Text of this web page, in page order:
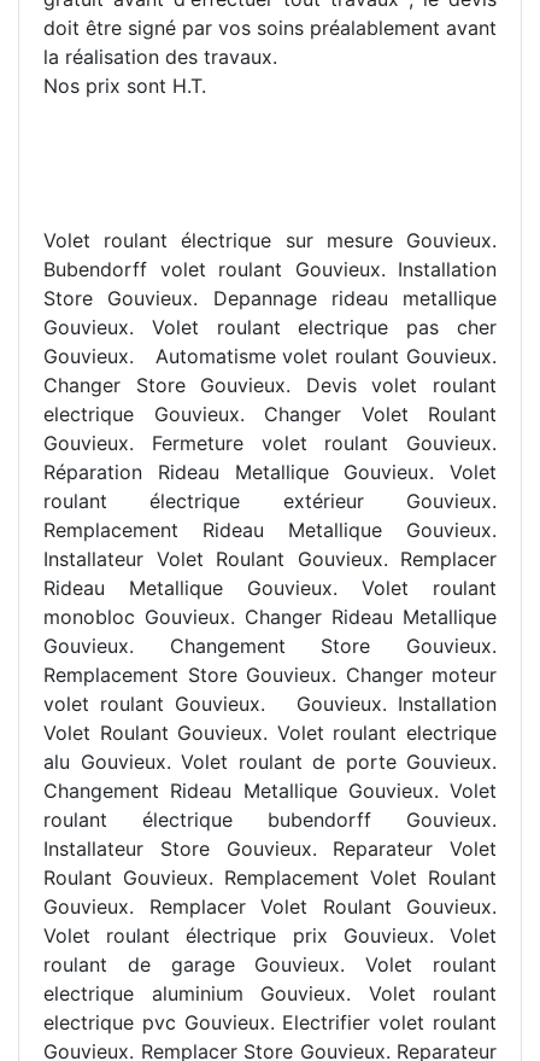
doit être signé par vos soins préalablement avant
la réalisation des travaux.
Nos prix sont H.T.
Volet roulant électrique sur mesure Gouvieux.
Bubendorff volet roulant Gouvieux. Installation
Store Gouvieux. Depannage rideau metallique
Gouvieux. Volet roulant electrique pas cher
Gouvieux. Automatisme volet roulant Gouvieux.
Changer Store Gouvieux. Devis volet roulant
electrique Gouvieux. Changer Volet Roulant
Gouvieux. Fermeture volet roulant Gouvieux.
Réparation Rideau Metallique Gouvieux. Volet
roulant électrique extérieur Gouvieux.
Remplacement Rideau Metallique Gouvieux.
Installateur Volet Roulant Gouvieux. Remplacer
Rideau Metallique Gouvieux. Volet roulant
monobloc Gouvieux. Changer Rideau Metallique
Gouvieux. Changement Store Gouvieux.
Remplacement Store Gouvieux. Changer moteur
volet roulant Gouvieux.
Gouvieux. Installation
Volet Roulant Gouvieux. Volet roulant electrique
alu Gouvieux. Volet roulant de porte Gouvieux.
Changement Rideau Metallique Gouvieux. Volet
roulant électrique bubendorff Gouvieux.
Installateur Store Gouvieux. Reparateur Volet
Roulant Gouvieux. Remplacement Volet Roulant
Gouvieux. Remplacer Volet Roulant Gouvieux.
Volet roulant électrique prix Gouvieux. Volet
roulant de garage Gouvieux. Volet roulant
electrique aluminium Gouvieux. Volet roulant
electrique pvc Gouvieux. Electrifier volet roulant
Gouvieux. Remplacer Store Gouvieux. Reparateur